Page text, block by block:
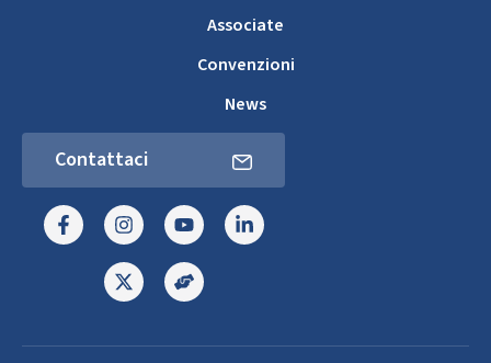
Associate
Convenzioni
News
Contattaci